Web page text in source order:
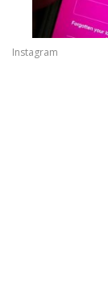
Instagram